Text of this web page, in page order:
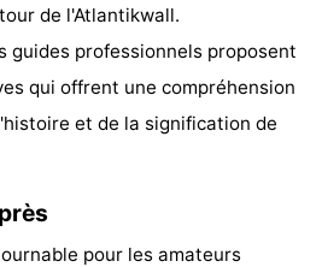
de l'Atlantikwall.
guides professionnels proposent
qui offrent une compréhension
et de la signification de
pour les amateurs